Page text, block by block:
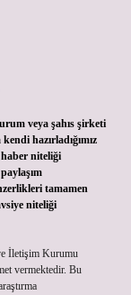
veya şahıs şirketi
hazırladığımız
niteliği
tamamen
niteliği
İletişim Kurumu
vermektedir. Bu